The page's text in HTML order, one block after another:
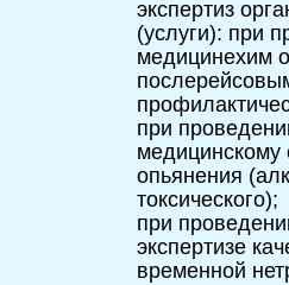
экспертиз
(услуги): при
медицинехим
при
медицинскому
опьянения
токсического);
при
экспертизе
временной